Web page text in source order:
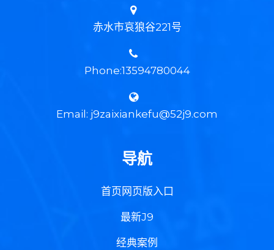
赤水市哀狼谷221号
Phone:13594780044
Email: j9zaixiankefu@52j9.com
导航
首页网页版入口
最新J9
经典案例